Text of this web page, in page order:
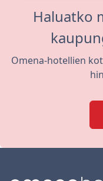
Haluatko
Omena-hotellien